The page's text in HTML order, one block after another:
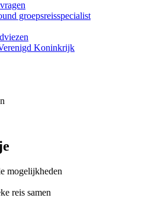
groepsreisspecialist
Koninkrijk
mogelijkheden
reis samen